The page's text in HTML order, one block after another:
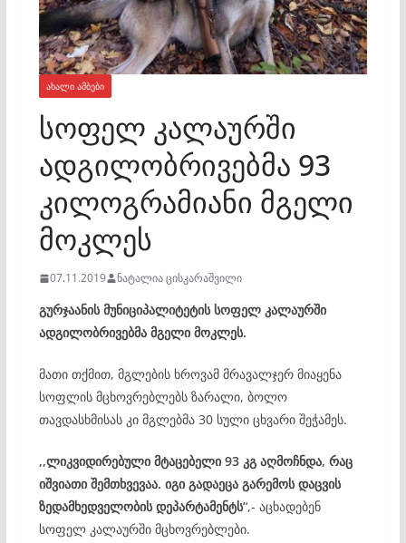
ᲐᲮᲐᲚᲘ ᲐᲛᲑᲔᲑᲘ
სოფელ კალაურში
ადგილობრივებმა 93
კილოგრამიანი მგელი
მოკლეს
07.11.2019 ნატალია ცისკარაშვილი
გურჯაანის მუნიციპალიტეტის სოფელ კალაურში
ადგილობრივებმა მგელი მოკლეს.
მათი თქმით, მგლების ხროვამ მრავალჯერ მიაყენა
სოფლის მცხოვრებლებს ზარალი, ბოლო
თავდასხმისას კი მგლებმა 30 სული ცხვარი შეჭამეს.
,,ლიკვიდირებული მტაცებელი 93 კგ აღმოჩნდა, რაც
იშვიათი შემთხვევაა. იგი გადაეცა გარემოს დაცვის
ზედამხედველობის დეპარტამენტს’‘,- აცხადებენ
სოფელ კალაურში მცხოვრებლები.